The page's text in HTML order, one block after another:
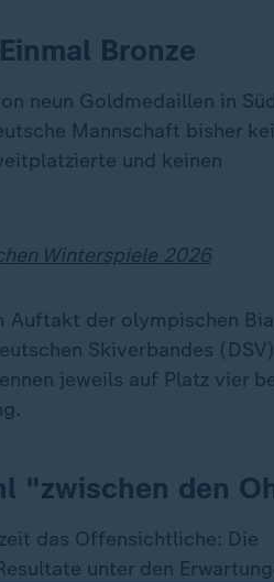
Bronze
neun Goldmedaillen in
Mannschaft bisher
und keinen
Winterspiele 2026
Auftakt der olympischen
Skiverbandes
jeweils auf Platz vier
"zwischen den
das Offensichtliche: Die
unter den